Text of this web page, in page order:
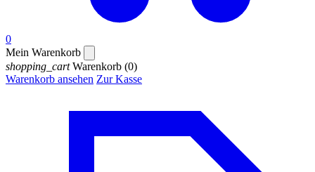
0
Mein Warenkorb
shopping_cart Warenkorb (0)
Warenkorb ansehen Zur Kasse